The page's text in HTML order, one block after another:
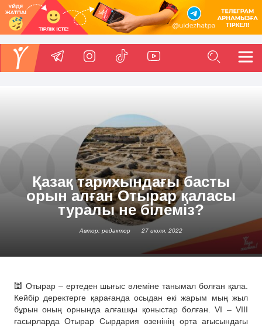
Қазақ тарихындағы басты
орын алған Отырар қаласы
туралы не білеміз?
Автор: редактор 27 июля, 2022
🕍 Отырар – ертеден шығыс әлеміне танымал болған қала.
Кейбір деректерге қарағанда осыдан екі жарым мың жыл
бұрын оның орнында алғашқы қоныстар болған. VІ – VІІІ
ғасырларда Отырар Сырдария өзенінің орта ағысындағы